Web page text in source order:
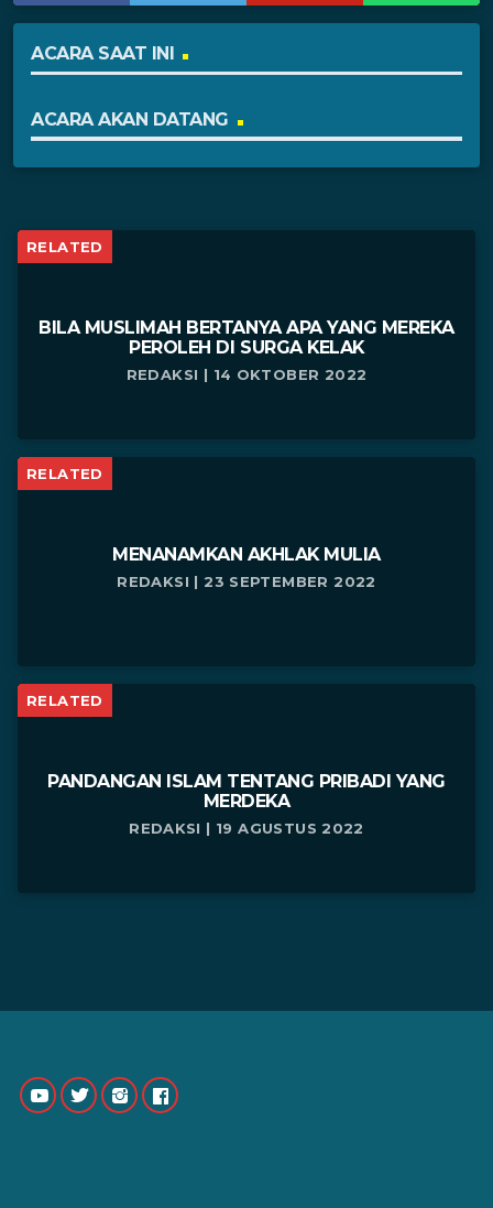
ACARA SAAT INI
ACARA AKAN DATANG
RELATED
BILA MUSLIMAH BERTANYA APA YANG MEREKA
PEROLEH DI SURGA KELAK
REDAKSI | 14 OKTOBER 2022
RELATED
MENANAMKAN AKHLAK MULIA
REDAKSI | 23 SEPTEMBER 2022
RELATED
PANDANGAN ISLAM TENTANG PRIBADI YANG
MERDEKA
REDAKSI | 19 AGUSTUS 2022